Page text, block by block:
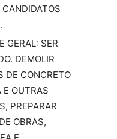
CANDIDATOS
GERAL: SER
DEMOLIR
DE CONCRETO
E OUTRAS
PREPARAR
OBRAS,